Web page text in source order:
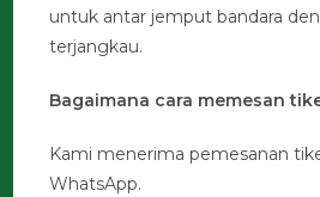
untuk antar jemput bandara
terjangkau.
Bagaimana cara memesan
Kami menerima pemesanan
WhatsApp.